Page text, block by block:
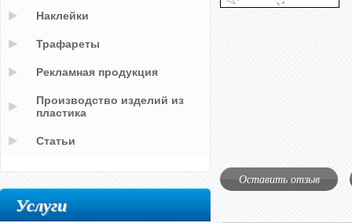
Оставить отзыв
Наклейки
Трафареты
Рекламная продукция
Производство изделий из
пластика
Статьи
Услуги